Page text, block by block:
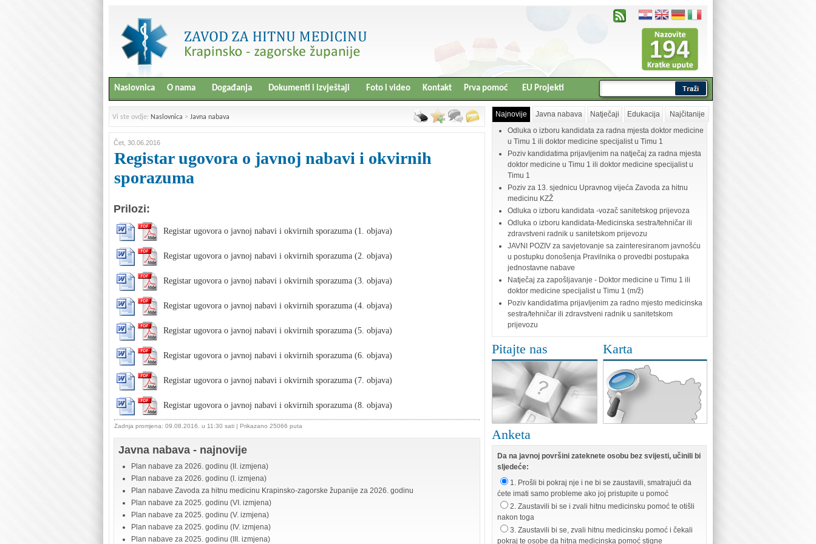
Naslovnica O nama Događanja Dokumenti i izvještaji Foto i video Kontakt Prva pomoć EU Projekti
Vi ste ovdje: Naslovnica > Javna nabava
Čet, 30.06.2016
Registar ugovora o javnoj nabavi i okvirnih
sporazuma
Prilozi:
Registar ugovora o javnoj nabavi i okvirnih sporazuma (1. objava)
Registar ugovora o javnoj nabavi i okvirnih sporazuma (2. objava)
Registar ugovora o javnoj nabavi i okvirnih sporazuma (3. objava)
Registar ugovora o javnoj nabavi i okvirnih sporazuma (4. objava)
Registar ugovora o javnoj nabavi i okvirnih sporazuma (5. objava)
Registar ugovora o javnoj nabavi i okvirnih sporazuma (6. objava)
Registar ugovora o javnoj nabavi i okvirnih sporazuma (7. objava)
Registar ugovora o javnoj nabavi i okvirnih sporazuma (8. objava)
Zadnja promjena: 09.08.2016. u 11:30 sati | Prikazano 25066 puta
Javna nabava - najnovije
Plan nabave za 2026. godinu (II. izmjena)
Plan nabave za 2026. godinu (I. izmjena)
Plan nabave Zavoda za hitnu medicinu Krapinsko-zagorske županije za 2026. godinu
Plan nabave za 2025. godinu (VI. izmjena)
Plan nabave za 2025. godinu (V. izmjena)
Plan nabave za 2025. godinu (IV. izmjena)
Plan nabave za 2025. godinu (III. izmjena)
Najnovije Javna nabava Natječaji Edukacija
Najčitanije
Odluka o izboru kandidata za radna mjesta doktor medicine
u Timu 1 ili doktor medicine specijalist u Timu 1
Poziv kandidatima prijavljenim na natječaj za radna mjesta
doktor medicine u Timu 1 ili doktor medicine specijalist u
Timu 1
Poziv za 13. sjednicu Upravnog vijeća Zavoda za hitnu
medicinu KZŽ
Odluka o izboru kandidata -vozač sanitetskog prijevoza
Odluka o izboru kandidata-Medicinska sestra/tehničar ili
zdravstveni radnik u sanitetskom prijevozu
JAVNI POZIV za savjetovanje sa zainteresiranom javnošću
u postupku donošenja Pravilnika o provedbi postupaka
jednostavne nabave
Natječaj za zapošljavanje - Doktor medicine u Timu 1 ili
doktor medicine specijalist u Timu 1 (m/ž)
Poziv kandidatima prijavljenim za radno mjesto medicinska
sestra/tehničar ili zdravstveni radnik u sanitetskom
prijevozu
Pitajte nas Karta
Anketa
Da na javnoj površini zateknete osobu bez svijesti, učinili bi
sljedeće:
1. Prošli bi pokraj nje i ne bi se zaustavili, smatrajući da
ćete imati samo probleme ako joj pristupite u pomoć
2. Zaustavili bi se i zvali hitnu medicinsku pomoć te otišli
nakon toga
3. Zaustavili bi se, zvali hitnu medicinsku pomoć i čekali
pokraj te osobe da hitna medicinska pomoć stigne